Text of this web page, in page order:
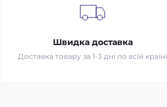
Швидка доставка
Доставка товару за 1-3 дні по всій країні